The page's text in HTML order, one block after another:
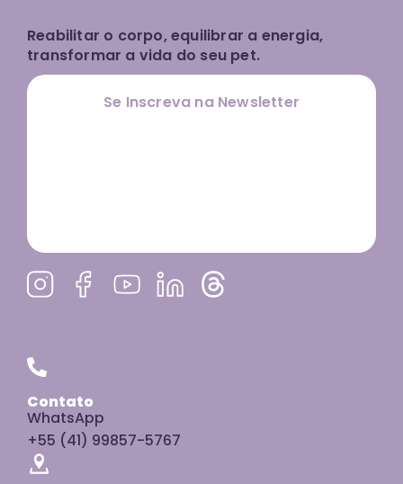
Reabilitar o corpo, equilibrar a energia,
transformar a vida do seu pet.
Se Inscreva na Newsletter
Contato
WhatsApp
+55 (41) 99857-5767